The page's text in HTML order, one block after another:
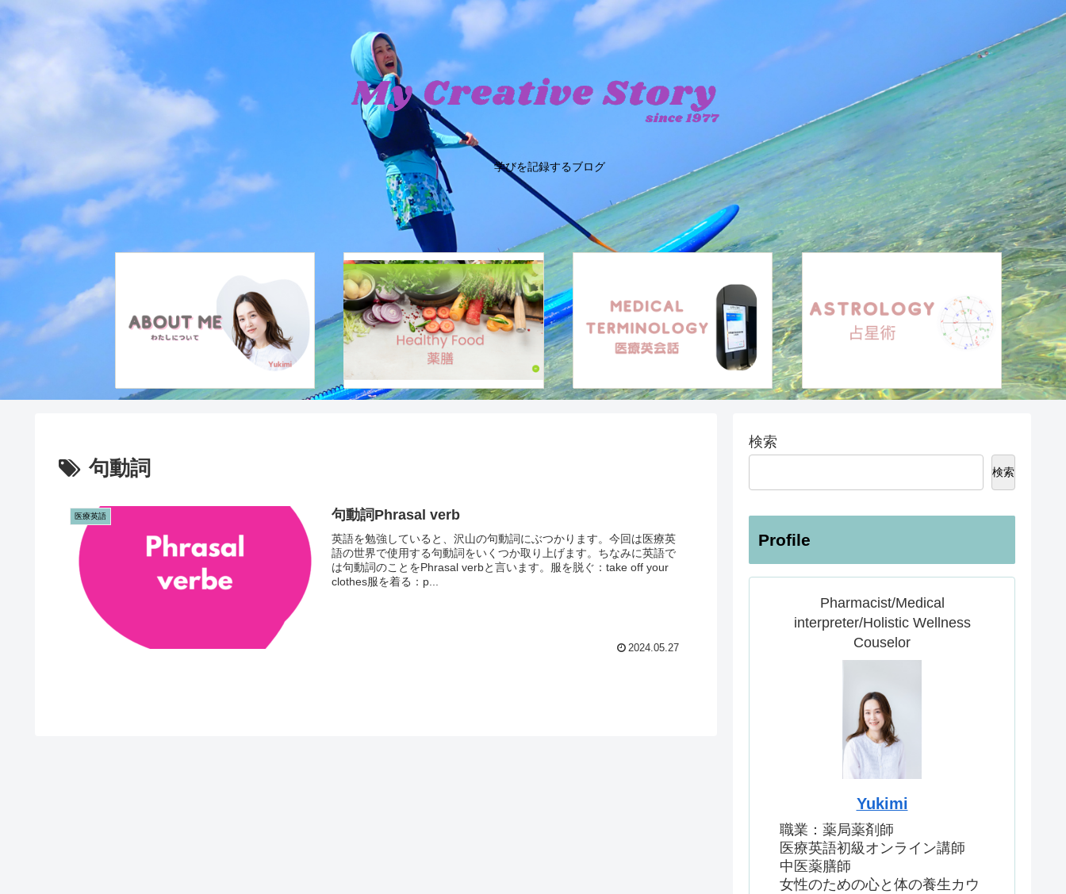
学びを記録するブログ
句動詞
医療英語 句動詞Phrasal verb
英語を勉強していると、沢山の句動詞にぶつかります。今回は医療英
語の世界で使用する句動詞をいくつか取り上げます。ちなみに英語で
は句動詞のことをPhrasal verbと言います。服を脱ぐ：take off your
clothes服を着る：p...
2024.05.27
検索
検索
Profile
Pharmacist/Medical
interpreter/Holistic Wellness
Couselor
Yukimi
職業：薬局薬剤師
医療英語初級オンライン講師
中医薬膳師
女性のための心と体の養生カウ